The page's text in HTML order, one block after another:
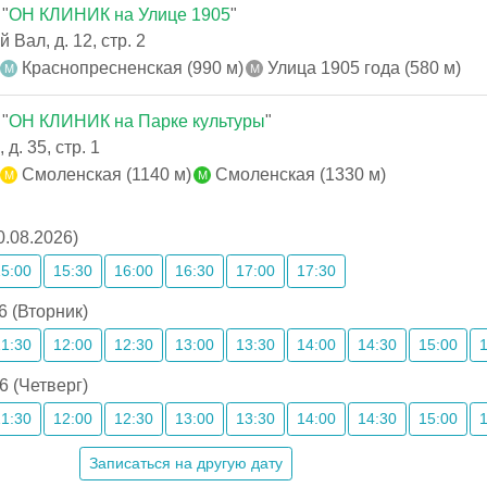
ОН КЛИНИК на Улице 1905"
Вал, д. 12, стр. 2
Краснопресненская (990 м)
Улица 1905 года (580 м)
ОН КЛИНИК на Парке культуры"
35, стр. 1
Смоленская (1140 м)
Смоленская (1330 м)
15:30 16:00 16:30 17:00 17:30
(Вторник)
12:00 12:30 13:00 13:30 14:00 14:30 15:00
(Четверг)
12:00 12:30 13:00 13:30 14:00 14:30 15:00
Записаться на другую дату